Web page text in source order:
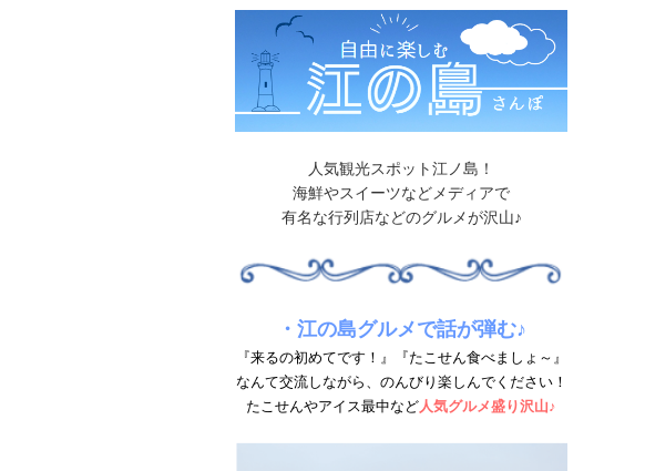
人気観光スポット江ノ島！
海鮮やスイーツなどメディアで
有名な行列店などのグルメが沢山♪
・江の島グルメで話が弾む♪
『来るの初めてです！』『たこせん食べましょ～』
なんて交流しながら、のんびり楽しんでください！
たこせんやアイス最中など人気グルメ盛り沢山♪